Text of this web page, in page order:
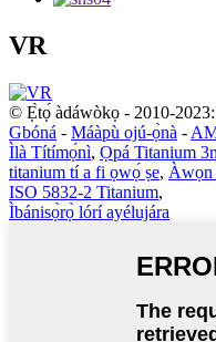
VR
© Ẹ̀tọ́ àdáwòkọ - 2010-
Gbóná - Máàpù ojú-ọ̀nà -
Ìlà Títímọ́nì, Ọpá Titanium
titanium tí a fi ọwọ́ ṣe, Àwọn
ISO 5832-2 Titanium,
Ìbánisọ̀rọ̀ lórí ayélujára